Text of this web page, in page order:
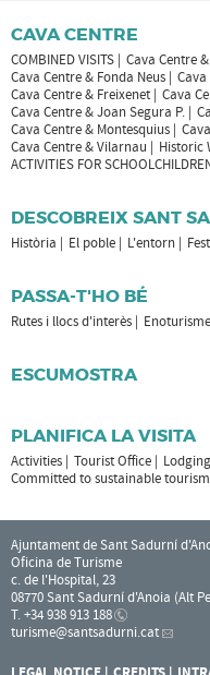
CAVA CENTRE
COMBINED VISITS Cava Centre
Cava Centre & Fonda Neus
Cava Centre & Freixenet
Cava
Cava Centre & Joan Segura P.
Cava Centre & Montesquius
Cava Centre & Vilarnau
Historic
ACTIVITIES FOR
DESCOBREIX SANT
Història El poble L'entorn
PASSA-T'HO BÉ
Rutes i llocs d'interès Enoturisme
ESCUMOSTRA
PLANIFICA LA VISITA
Activities Tourist Office Lodging
Committed to sustainable tourism
Ajuntament de Sant Sadurní
Oficina de Turisme
c. de l'Hospital, 23
08770 Sant Sadurní d'Anoia (Alt
T. +34 938 913 188
turisme@santsadurni.cat